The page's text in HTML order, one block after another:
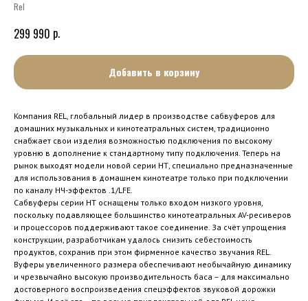
Rel
299 990 р.
Добавить в корзину
Компания REL, глобальный лидер в производстве сабвуферов для
домашних музыкальных и кинотеатральных систем, традиционно
снабжает свои изделия возможностью подключения по высокому
уровню в дополнение к стандартному типу подключения. Теперь на
рынок выходят модели новой серии НТ, специально предназначенные
для использования в домашнем кинотеатре только при подключении
по каналу НЧ-эффектов .1/LFE.
Сабвуферы серии HT оснащены только входом низкого уровня,
поскольку подавляющее большинство кинотеатральных AV-ресиверов
и процессоров поддерживают такое соединение. За счёт упрощения
конструкции, разработчикам удалось снизить себестоимость
продуктов, сохранив при этом фирменное качество звучания REL.
Вуферы увеличенного размера обеспечивают необычайную динамику
и чрезвычайно высокую производительность баса – для максимально
достоверного воспроизведения спецэффектов звуковой дорожки